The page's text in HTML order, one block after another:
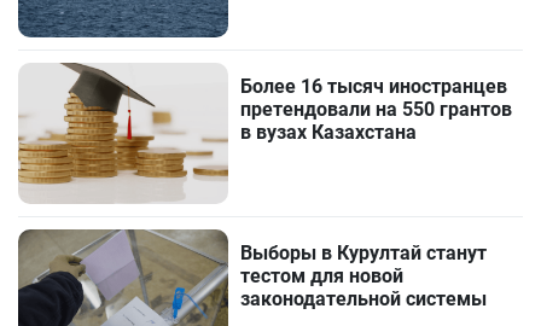
Более 16 тысяч иностранцев
претендовали на 550 грантов
в вузах Казахстана
Выборы в Курултай станут
тестом для новой
законодательной системы